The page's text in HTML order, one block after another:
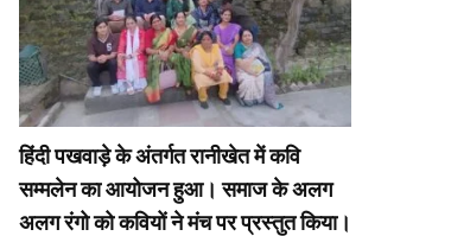
हिंदी पखवाड़े के अंतर्गत रानीखेत में कवि
सम्मलेन का आयोजन हुआ। समाज के अलग
अलग रंगो को कवियों ने मंच पर प्रस्तुत किया।